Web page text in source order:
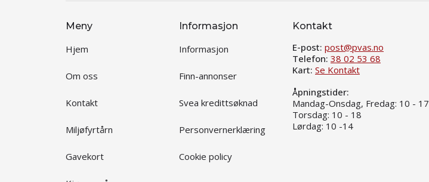
Meny
Hjem
Om oss
Kontakt
Miljøfyrtårn
Gavekort
Informasjon
Informasjon
Finn-annonser
Svea kredittsøknad
Personvernerklæring
Cookie policy
Kontakt
E-post: post@pvas.no
Telefon: 38 02 53 68
Kart: Se Kontakt
Åpningstider:
Mandag-Onsdag, Fredag: 10 - 17
Torsdag: 10 - 18
Lørdag: 10 -14